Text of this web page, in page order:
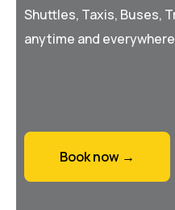
Shuttles, Taxis, Buses,
anytime and
Book now →